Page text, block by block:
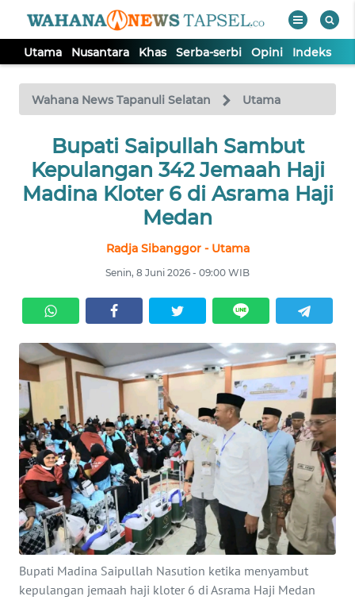
Utama Nusantara Khas Serba-serbi Opini Indeks
Wahana News Tapanuli Selatan Utama
Bupati Saipullah Sambut
Kepulangan 342 Jemaah Haji
Madina Kloter 6 di Asrama Haji
Medan
Radja Sibanggor - Utama
Senin, 8 Juni 2026 - 09:00 WIB
Bupati Madina Saipullah Nasution ketika menyambut
kepulangan jemaah haji kloter 6 di Asrama Haji Medan
TV
Tutup
UTAMA
NUSANTARA
SERBI
OPINI
Informasi
INDEKS
BERITA
KONTAK
KAMI
INFO
IKLAN
TENTANG